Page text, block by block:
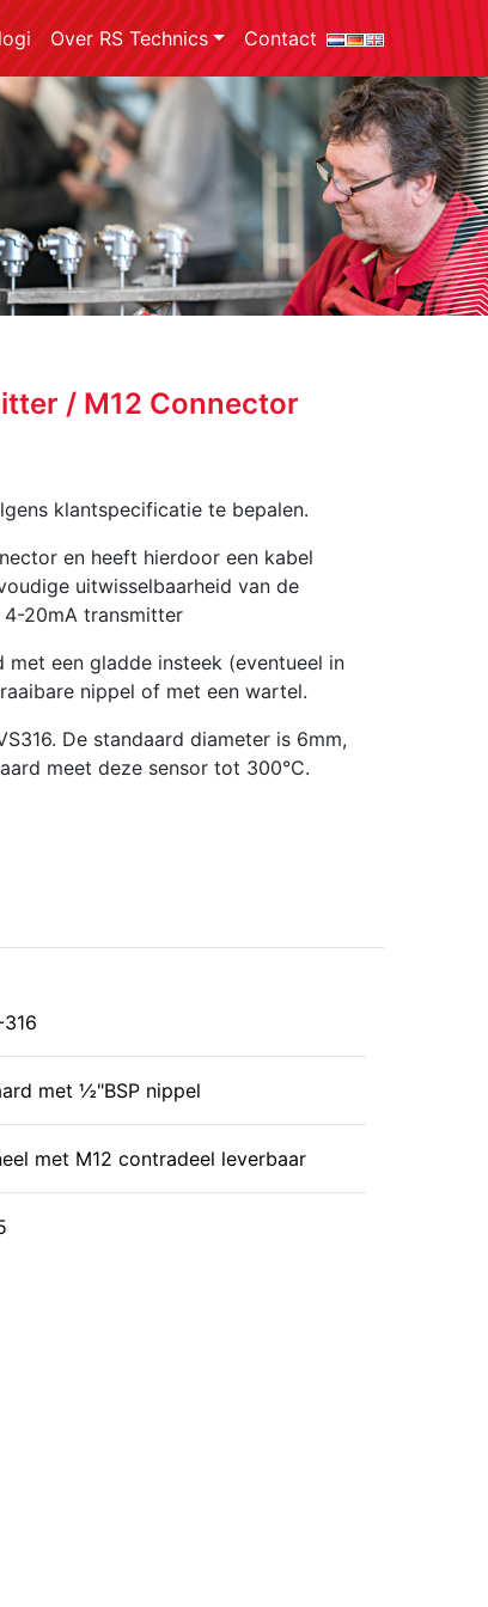
Over RS Technics Contact
/ M12 Connector
klantspecificatie te bepalen.
en heeft hierdoor een kabel
uitwisselbaarheid van de
4-20mA transmitter
een gladde insteek (eventueel in
nippel of met een wartel.
De standaard diameter is 6mm,
meet deze sensor tot 300°C.
316
met ½"BSP nippel
met M12 contradeel leverbaar